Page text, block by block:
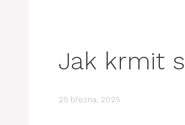
Jak krmit
25 března, 2025